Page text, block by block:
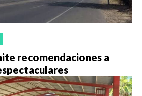
recomendaciones a